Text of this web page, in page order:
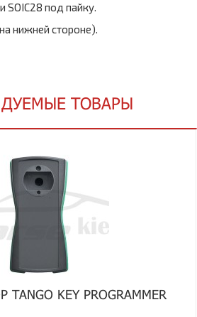
SOIC28 под пайку.
нижней стороне).
ТОВАРЫ
KEY PROGRAMMER